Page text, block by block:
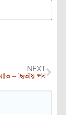
NEXT
– দ্বিতীয় পর্ব